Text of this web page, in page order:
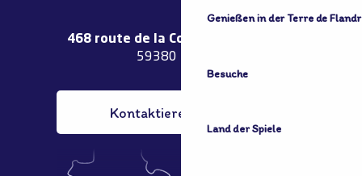
Genießen in der Terre de
Besuche
Land der Spiele
468 route de la Couronne de Bierne
59380 Bergues
Kontaktieren Sie uns